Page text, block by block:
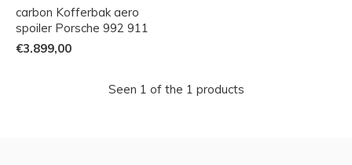
carbon Kofferbak aero
spoiler Porsche 992 911
€3.899,00
Seen 1 of the 1 products